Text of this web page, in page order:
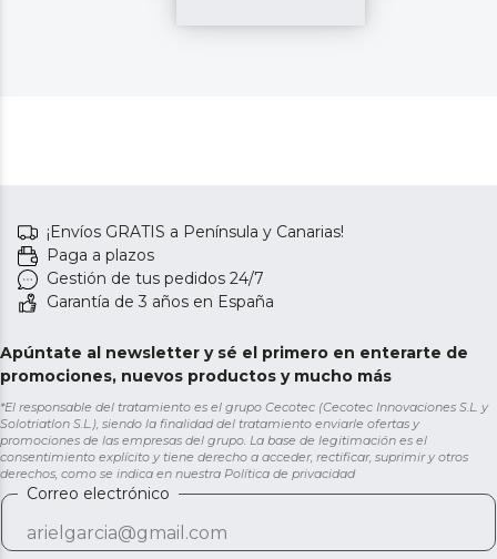
¡Envíos GRATIS a Península y Canarias!
Paga a plazos
Gestión de tus pedidos 24/7
Garantía de 3 años en España
Apúntate al newsletter y sé el primero en enterarte de
promociones, nuevos productos y mucho más
*El responsable del tratamiento es el grupo Cecotec (Cecotec Innovaciones S.L. y
Solotriatlon S.L.), siendo la finalidad del tratamiento enviarle ofertas y
promociones de las empresas del grupo. La base de legitimación es el
consentimiento explícito y tiene derecho a acceder, rectificar, suprimir y otros
derechos, como se indica en nuestra Política de privacidad
Correo electrónico